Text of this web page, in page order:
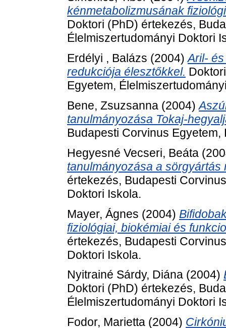
kénmetabolizmusának
Doktori (PhD) értekezés,
Élelmiszertudományi Doktori
Erdélyi , Balázs (2004)Aril-
redukciója élesztőkkel.
Egyetem,
Bene, Zsuzsanna (2004)
tanulmányozása Tokaj-
Budapesti Corvinus
Hegyesné Vecseri, Beáta
tanulmányozása a sörgyártás
értekezés, Budapesti
Doktori Iskola.
Mayer, Ágnes (2004)
fiziológiai, biokémiai és
értekezés, Budapesti
Doktori Iskola.
Nyitrainé Sárdy, Diána (2004)
Doktori (PhD) értekezés,
Élelmiszertudományi Doktori
Fodor, Marietta (2004)